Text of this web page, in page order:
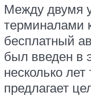
Между двумя
терминалами
бесплатный
был введен в
несколько
предлагает